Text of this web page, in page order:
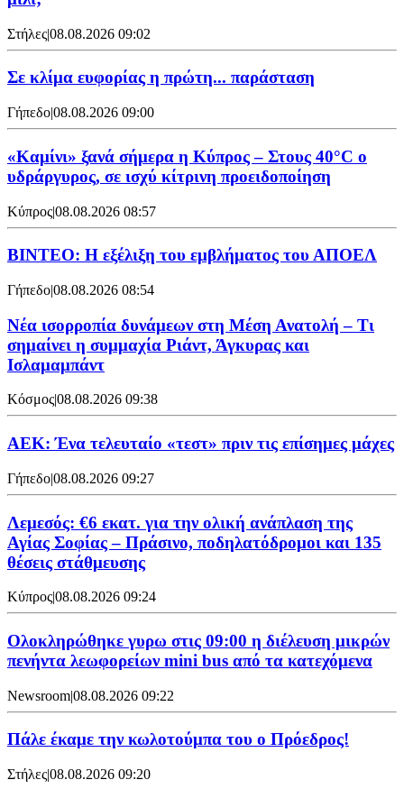
Στήλες|08.08.2026 09:02
Σε κλίμα ευφορίας η πρώτη... παράσταση
Γήπεδο|08.08.2026 09:00
«Καμίνι» ξανά σήμερα η Κύπρος – Στους 40°C ο
υδράργυρος, σε ισχύ κίτρινη προειδοποίηση
Κύπρος|08.08.2026 08:57
ΒΙΝΤΕΟ: Η εξέλιξη του εμβλήματος του ΑΠΟΕΛ
Γήπεδο|08.08.2026 08:54
Νέα ισορροπία δυνάμεων στη Μέση Ανατολή – Τι
σημαίνει η συμμαχία Ριάντ, Άγκυρας και
Ισλαμαμπάντ
Κόσμος|08.08.2026 09:38
ΑΕΚ: Ένα τελευταίο «τεστ» πριν τις επίσημες μάχες
Γήπεδο|08.08.2026 09:27
Λεμεσός: €6 εκατ. για την ολική ανάπλαση της
Αγίας Σοφίας – Πράσινο, ποδηλατόδρομοι και 135
θέσεις στάθμευσης
Κύπρος|08.08.2026 09:24
Ολοκληρώθηκε γυρω στις 09:00 η διέλευση μικρών
πενήντα λεωφορείων mini bus από τα κατεχόμενα
Newsroom|08.08.2026 09:22
Πάλε έκαμε την κωλοτούμπα του ο Πρόεδρος!
Στήλες|08.08.2026 09:20